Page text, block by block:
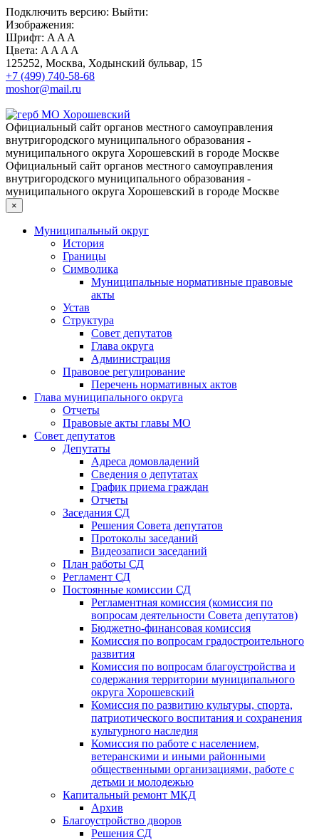
Подключить версию: Выйти:
Изображения:
Шрифт: A A A
Цвета: A A A A
125252, Москва, Ходынский бульвар, 15
+7 (499) 740-58-68
moshor@mail.ru
Официальный сайт органов местного самоуправления
внутригородского муниципального образования -
муниципального округа Хорошевский в городе Москве
Официальный сайт органов местного самоуправления
внутригородского муниципального образования -
муниципального округа Хорошевский в городе Москве
×
Муниципальный округ
История
Границы
Символика
Муниципальные нормативные правовые
акты
Устав
Структура
Совет депутатов
Глава округа
Администрация
Правовое регулирование
Перечень нормативных актов
Глава муниципального округа
Отчеты
Правовые акты главы МО
Совет депутатов
Депутаты
Адреса домовладений
Сведения о депутатах
График приема граждан
Отчеты
Заседания СД
Решения Совета депутатов
Протоколы заседаний
Видеозаписи заседаний
План работы СД
Регламент СД
Постоянные комиссии СД
Регламентная комиссия (комиссия по
вопросам деятельности Совета депутатов)
Бюджетно-финансовая комиссия
Комиссия по вопросам градостроительного
развития
Комиссия по вопросам благоустройства и
содержания территории муниципального
округа Хорошевский
Комиссия по развитию культуры, спорта,
патриотического воспитания и сохранения
культурного наследия
Комиссия по работе с населением,
ветеранскими и иными районными
общественными организациями, работе с
детьми и молодежью
Капитальный ремонт МКД
Архив
Благоустройство дворов
Решения СД